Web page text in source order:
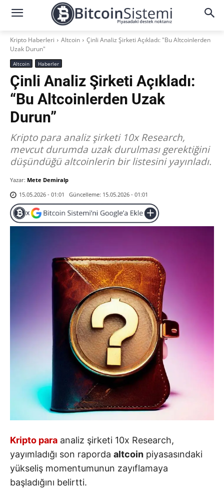
Kripto Haberleri Altcoin
Çinli Analiz Şirketi Açıkladı: "Bu Altcoinlerden
Uzak Durun"
Altcoin Haberler
Çinli Analiz Şirketi Açıkladı:
“Bu Altcoinlerden Uzak
Durun”
Kripto para analiz şirketi 10x Research,
mevcut durumda uzak durulması gerektiğini
düşündüğü altcoinlerin bir listesini yayınladı.
Yazar: Mete Demiralp
15.05.2026 - 01:01
Güncelleme: 15.05.2026 - 01:01
Kripto para analiz şirketi 10x Research,
yayımladığı son raporda altcoin piyasasındaki
yükseliş momentumunun zayıflamaya
başladığını belirtti.